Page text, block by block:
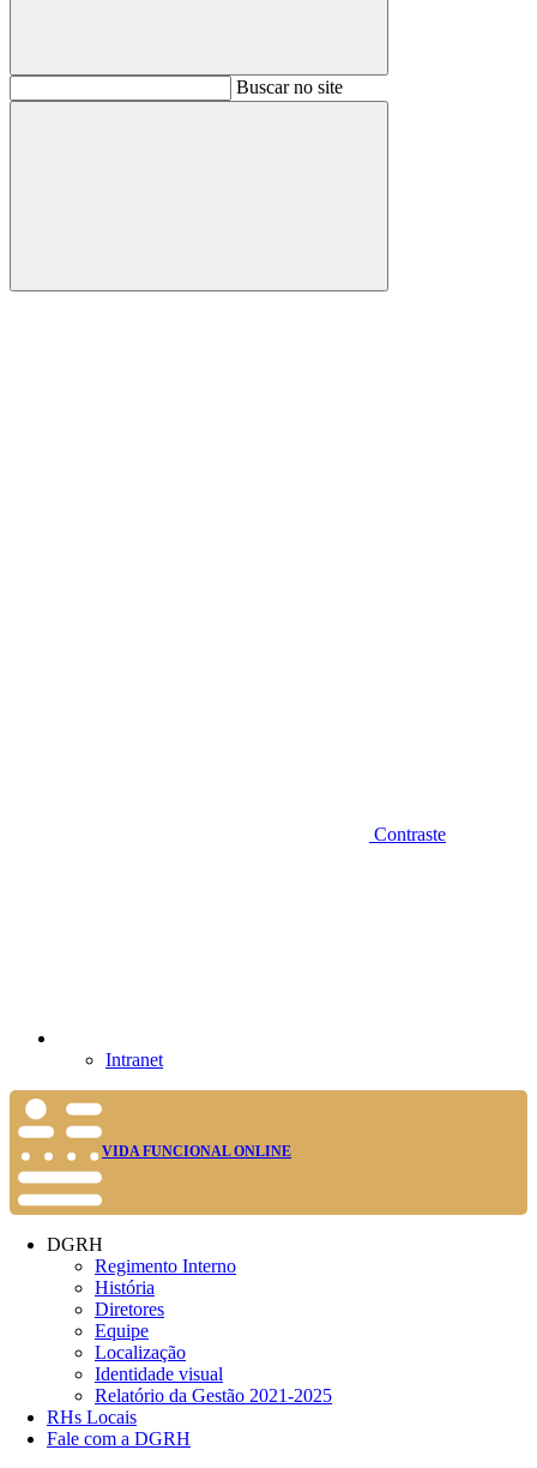
BuscarBuscar no site
Buscar
Contraste
Intranet
VIDA FUNCIONAL ONLINE
DGRH
Regimento Interno
História
Diretores
Equipe
Localização
Identidade visual
Relatório da Gestão 2021-2025
RHs Locais
Fale com a DGRH